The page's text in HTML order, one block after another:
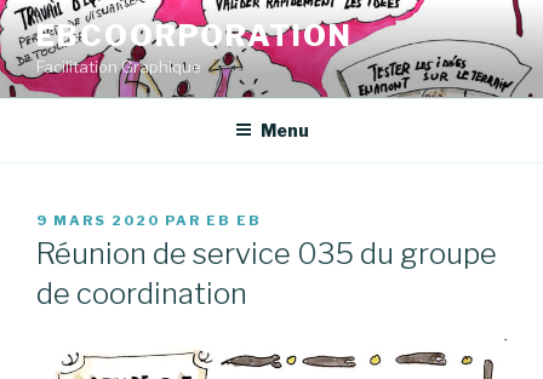
Aller
au
contenu
principal
EBCOORPORATION
Facilitation Graphique
Menu
PUBLIÉ
LE
9 MARS 2020 PAR EB EB
Réunion de service 035 du groupe
de coordination